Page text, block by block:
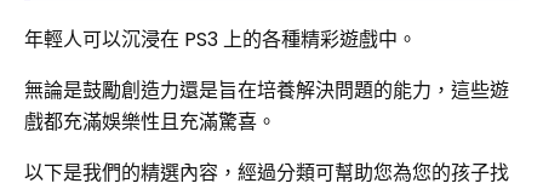
年輕人可以沉浸在 PS3 上的各種精彩遊戲中。
無論是鼓勵創造力還是旨在培養解決問題的能力，這些遊
戲都充滿娛樂性且充滿驚喜。
以下是我們的精選內容，經過分類可幫助您為您的孩子找